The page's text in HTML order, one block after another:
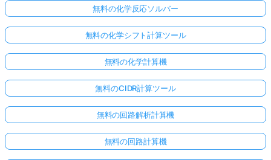
無料の化学反応ソルバー
無料の化学シフト計算ツール
無料の化学計算機
無料のCIDR計算ツール
無料の回路解析計算機
無料の回路計算機